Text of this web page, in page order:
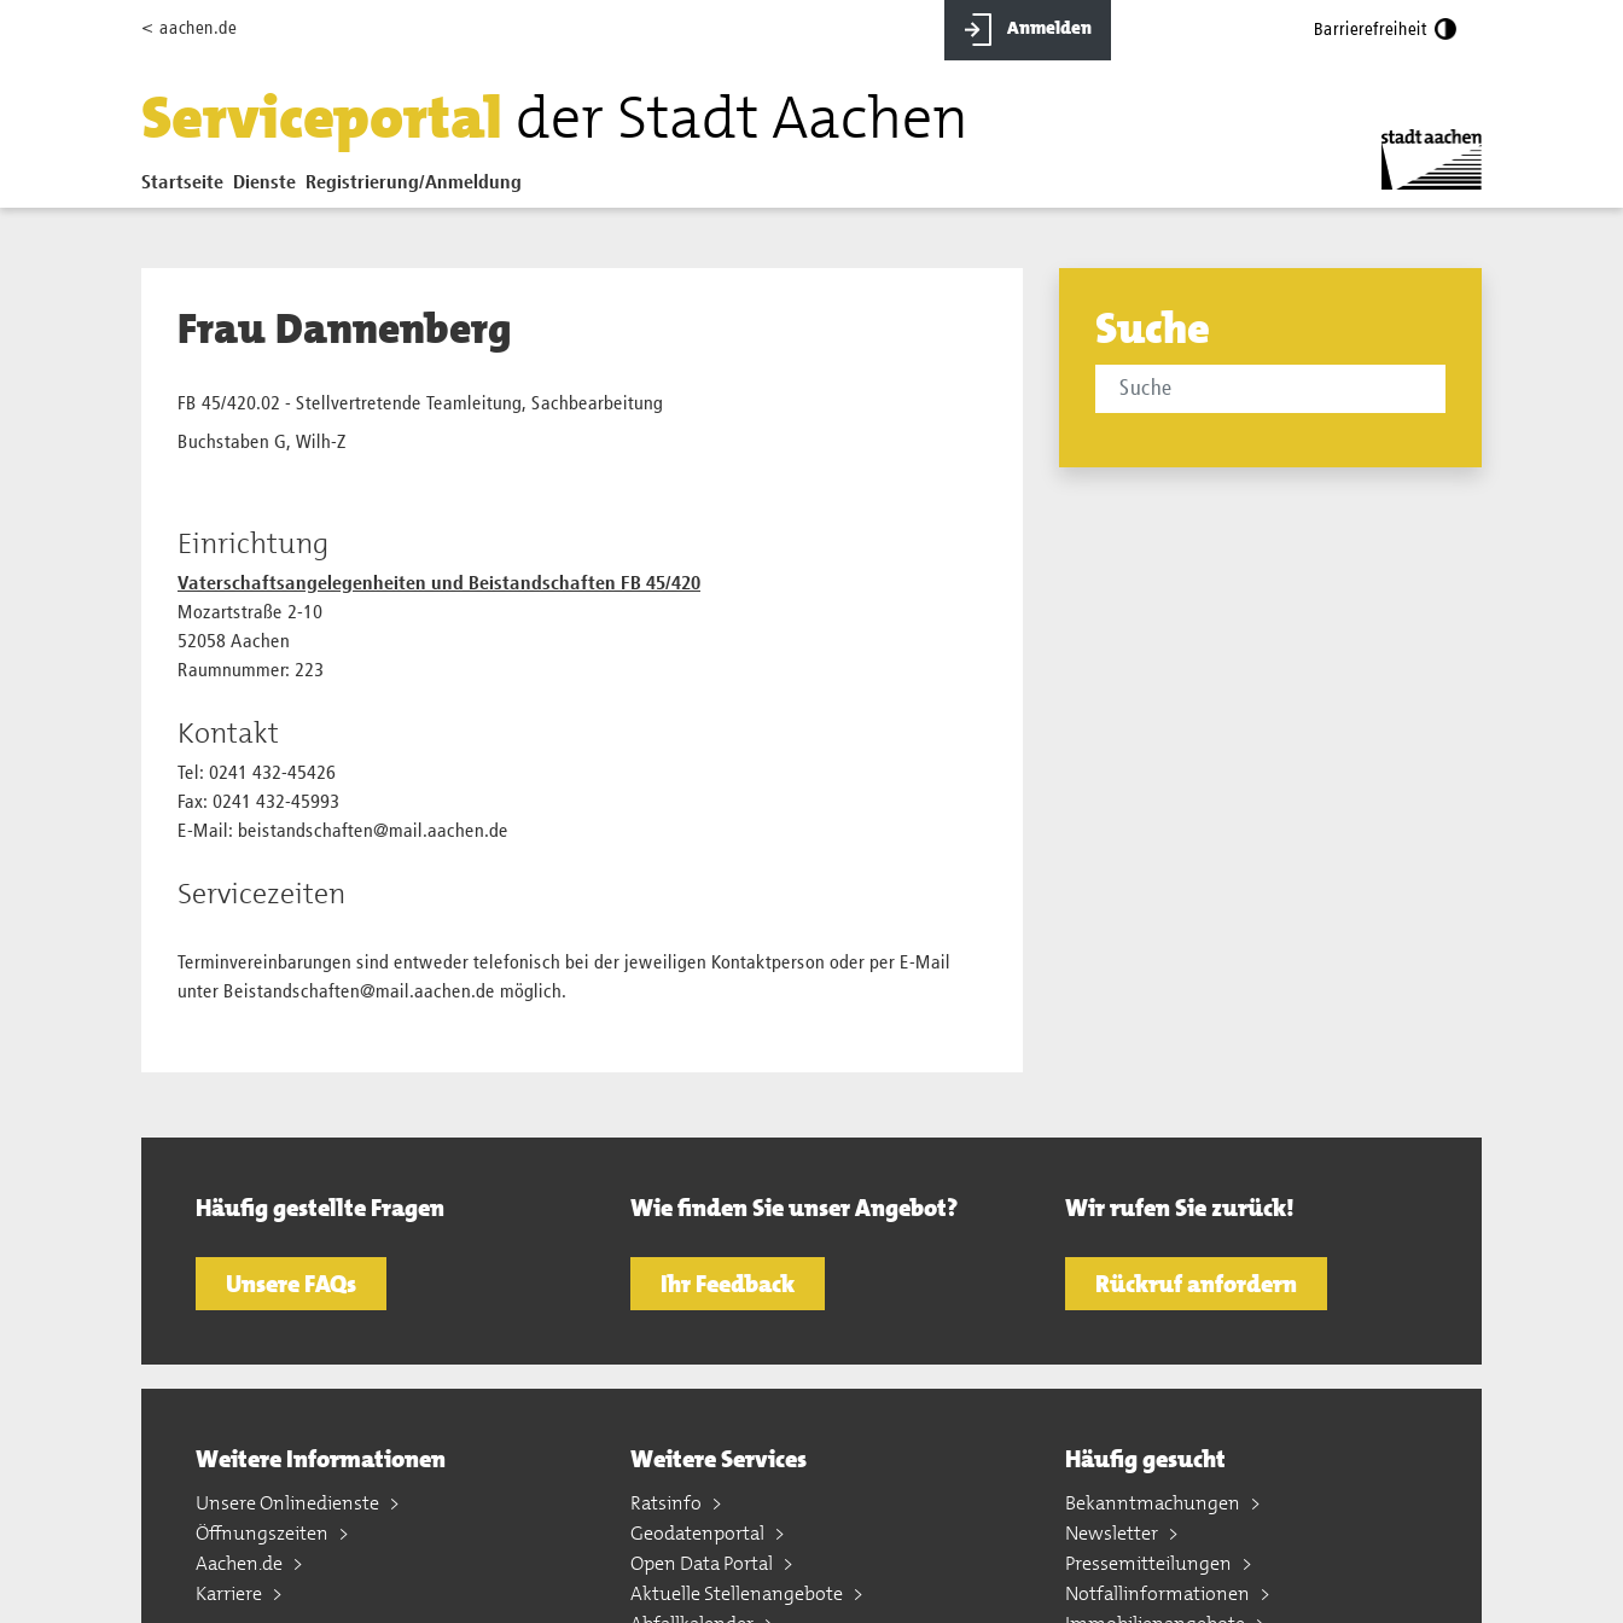
Zum Hauptinhalt springen
< aachen.de Anmelden Barrierefreiheit
Serviceportal der Stadt Aachen
Startseite Dienste Registrierung/Anmeldung
Frau Dannenberg
FB 45/420.02 - Stellvertretende Teamleitung, Sachbearbeitung
Buchstaben G, Wilh-Z
Einrichtung
Vaterschaftsangelegenheiten und Beistandschaften FB 45/420
Mozartstraße 2-10
52058 Aachen
Raumnummer: 223
Kontakt
Tel: 0241 432-45426
Fax: 0241 432-45993
E-Mail: beistandschaften@mail.aachen.de
Servicezeiten
Terminvereinbarungen sind entweder telefonisch bei der jeweiligen Kontaktperson oder per E-Mail
unter Beistandschaften@mail.aachen.de möglich.
Suche
Häufig gestellte Fragen
Unsere FAQs
Wie finden Sie unser Angebot?
Ihr Feedback
Wir rufen Sie zurück!
Rückruf anfordern
Weitere Informationen
Unsere Onlinedienste
Öffnungszeiten
Aachen.de
Karriere
Weitere Services
Ratsinfo
Geodatenportal
Open Data Portal
Aktuelle Stellenangebote
Häufig gesucht
Bekanntmachungen
Newsletter
Pressemitteilungen
Notfallinformationen